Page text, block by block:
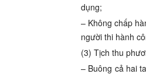
dụng;
– Không chấp
người thi hành
(3) Tịch thu
– Buông cả hai